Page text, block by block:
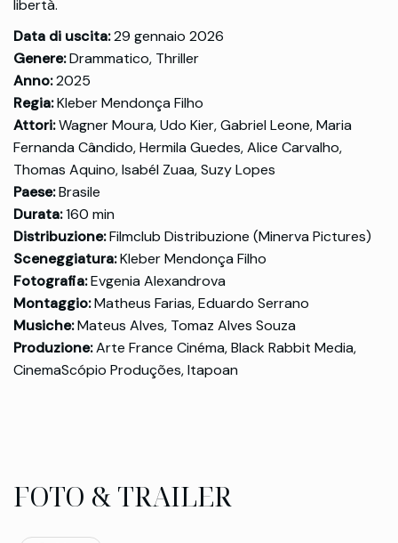
libertà.
Data di uscita:29 gennaio 2026
Genere:Drammatico, Thriller
Anno:2025
Regia:Kleber Mendonça Filho
Attori:Wagner Moura, Udo Kier, Gabriel Leone, Maria
Fernanda Cândido, Hermila Guedes, Alice Carvalho,
Thomas Aquino, Isabél Zuaa, Suzy Lopes
Paese:Brasile
Durata:160 min
Distribuzione:Filmclub Distribuzione (Minerva Pictures)
Sceneggiatura:Kleber Mendonça Filho
Fotografia:Evgenia Alexandrova
Montaggio:Matheus Farias, Eduardo Serrano
Musiche:Mateus Alves, Tomaz Alves Souza
Produzione:Arte France Cinéma, Black Rabbit Media,
CinemaScópio Produções, Itapoan
FOTO & TRAILER